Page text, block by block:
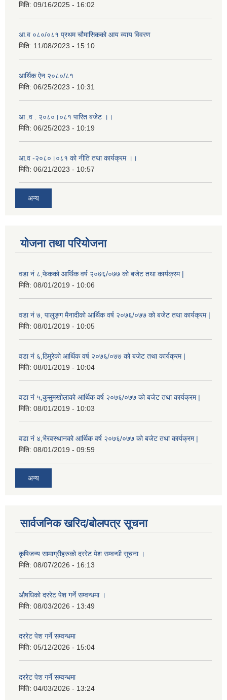
मिति: 09/16/2025 - 16:02
आ.व ०८०/०८१ प्रथम चौमासिकको आय व्याय विवरण
मिति: 11/08/2023 - 15:10
आर्थिक ऐन २०८०/८१
मिति: 06/25/2023 - 10:31
आ .व . २०८०।०८१ पारित बजेट ।।
मिति: 06/25/2023 - 10:19
आ.व -२०८०।०८१ को नीति तथा कार्यक्रम ।।
मिति: 06/21/2023 - 10:57
अन्य
योजना तथा परियोजना
वडा नं ८,फेकको आर्थिक वर्ष २०७६/०७७ को बजेट तथा कार्यक्रम |
मिति: 08/01/2019 - 10:06
वडा नं ७, पालुङ्ग मैनादीको आर्थिक वर्ष २०७६/०७७ को बजेट तथा कार्यक्रम |
मिति: 08/01/2019 - 10:05
वडा नं ६,ठिमुरेको आर्थिक वर्ष २०७६/०७७ को बजेट तथा कार्यक्रम |
मिति: 08/01/2019 - 10:04
वडा नं ५,कुसुमखोलाको आर्थिक वर्ष २०७६/०७७ को बजेट तथा कार्यक्रम |
मिति: 08/01/2019 - 10:03
वडा नं ४,भैरवस्थानको आर्थिक वर्ष २०७६/०७७ को बजेट तथा कार्यक्रम |
मिति: 08/01/2019 - 09:59
अन्य
सार्वजनिक खरिद/बोलपत्र सूचना
कृषिजन्य सामाग्रीहरुको दररेट पेश सम्वन्धी सूचना ।
मिति: 08/07/2026 - 16:13
औषधिको दररेट पेश गर्ने सम्वन्धमा ।
मिति: 08/03/2026 - 13:49
दररेट पेश गर्ने सम्वन्धमा
मिति: 05/12/2026 - 15:04
दररेट पेश गर्ने सम्वन्धमा
मिति: 04/03/2026 - 13:24